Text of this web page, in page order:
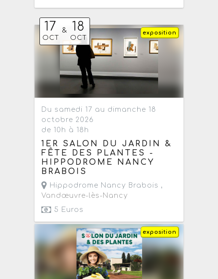
17
OCT
& 18
OCT
exposition
Du samedi 17 au dimanche 18
octobre 2026
de 10h à 18h
1ER SALON DU JARDIN &
FÊTE DES PLANTES -
HIPPODROME NANCY
BRABOIS
Hippodrome Nancy Brabois ,
Vandœuvre-lès-Nancy
5 Euros
exposition